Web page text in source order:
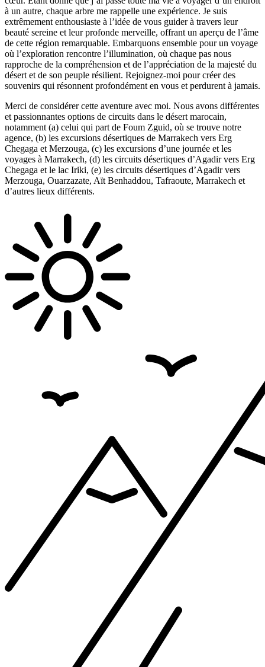
à un autre, chaque arbre me rappelle une expérience. Je suis
extrêmement enthousiaste à l’idée de vous guider à travers leur
beauté sereine et leur profonde merveille, offrant un aperçu de l’âme
de cette région remarquable. Embarquons ensemble pour un voyage
où l’exploration rencontre l’illumination, où chaque pas nous
rapproche de la compréhension et de l’appréciation de la majesté du
désert et de son peuple résilient. Rejoignez-moi pour créer des
souvenirs qui résonnent profondément en vous et perdurent à jamais.
Merci de considérer cette aventure avec moi. Nous avons différentes
et passionnantes options de circuits dans le désert marocain,
notamment (a) celui qui part de Foum Zguid, où se trouve notre
agence, (b) les excursions désertiques de Marrakech vers Erg
Chegaga et Merzouga, (c) les excursions d’une journée et les
voyages à Marrakech, (d) les circuits désertiques d’Agadir vers Erg
Chegaga et le lac Iriki, (e) les circuits désertiques d’Agadir vers
Merzouga, Ouarzazate, Aït Benhaddou, Tafraoute, Marrakech et
d’autres lieux différents.